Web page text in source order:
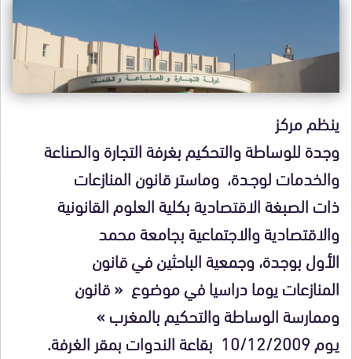
ينظم مركز
وجدة للوساطة والتحكيم بغرفة التجارة والصناعة
والخدمات لوجـدة، وماستر قانون المنازعات
ذات الصبغة الاقتصادية بكلية العلوم القانونية
والاقتصادية والاجتماعية بجامعة محمد
الأول بوجدة، وجمعية الباحثين في قانون
المنازعات يوما دراسيا في موضوع « قانون
وممارسة الوساطة والتحكيم بالمغرب »
يـوم 10/12/2009 بقاعة الندوات بمقر الغرفة.